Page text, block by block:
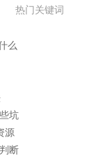
热门关键词
么
坑
源
断